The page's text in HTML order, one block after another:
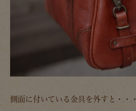
側面に付いている金具を外すと・・・